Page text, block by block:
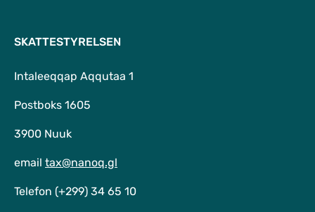
SKATTESTYRELSEN
Intaleeqqap Aqqutaa 1
Postboks 1605
3900 Nuuk
email tax@nanoq.gl
Telefon (+299) 34 65 10